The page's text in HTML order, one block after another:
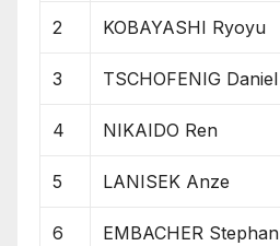
2 KOBAYASHI Ryoyu
3 TSCHOFENIG Daniel
4 NIKAIDO Ren
5 LANISEK Anze
6 EMBACHER Stephan